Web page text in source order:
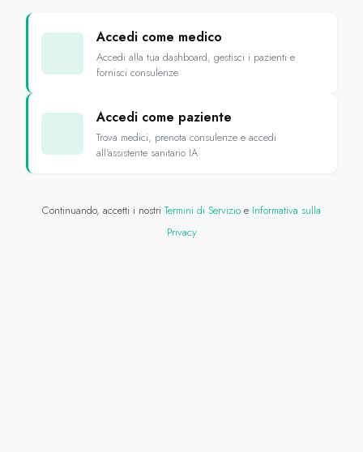
Accedi come medico
Accedi alla tua dashboard, gestisci i pazienti e
fornisci consulenze
Accedi come paziente
Trova medici, prenota consulenze e accedi
all'assistente sanitario IA
Continuando, accetti i nostri Termini di Servizio e Informativa sulla
Privacy